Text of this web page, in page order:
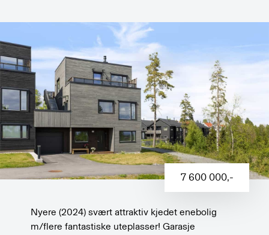
7 600 000,-
Nyere (2024) svært attraktiv kjedet enebolig
m/flere fantastiske uteplasser! Garasje